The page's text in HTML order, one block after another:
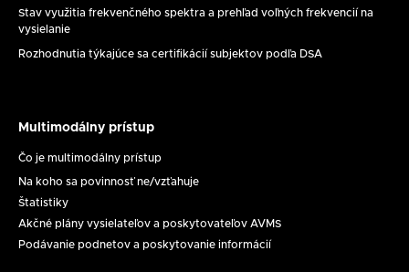
Stav využitia frekvenčného spektra a prehľad voľných frekvencií na
vysielanie
Rozhodnutia týkajúce sa certifikácií subjektov podľa DSA
prístup
Multimodálny prístup
Čo je multimodálny prístup
Na koho sa povinnosť ne/vzťahuje
Štatistiky
Akčné plány vysielateľov a poskytovateľov AVMS
Podávanie podnetov a poskytovanie informácií